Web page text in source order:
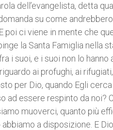
dell’evangelista, detta
su come
poi ci viene in mente che
la Santa Famiglia nella
i suoi, e i suoi non lo hanno
ai profughi, ai
per Dio, quando Egli
ad essere respinto da
muoverci, quanto più
a disposizione. E